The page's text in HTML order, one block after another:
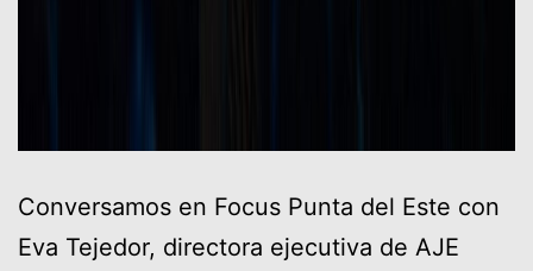
Conversamos en Focus Punta del Este con
Eva Tejedor, directora ejecutiva de AJE